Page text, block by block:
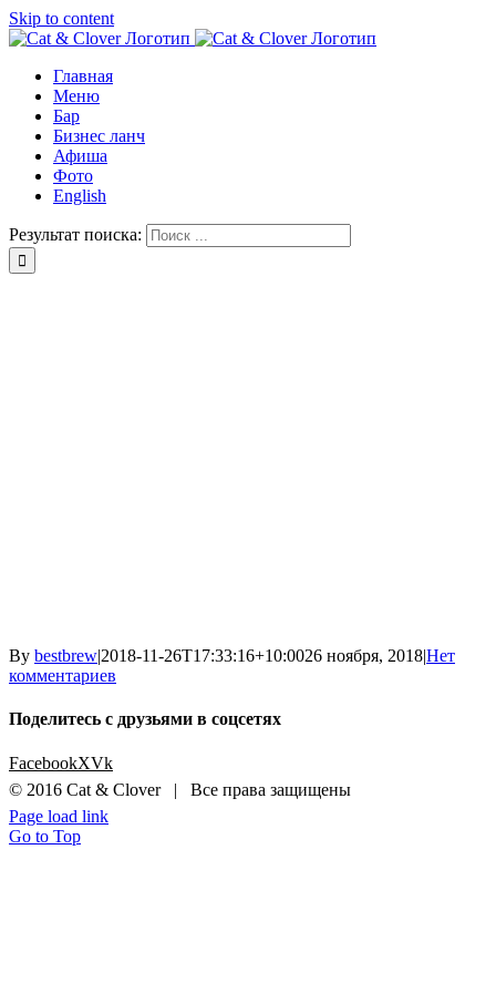
Skip to content
Главная
Меню
Бар
Бизнес ланч
Афиша
Фото
English
Результат поиска:
By bestbrew|2018-11-26T17:33:16+10:0026 ноября, 2018|Нет
комментариев
Поделитесь с друзьями в соцсетях
FacebookXVk
© 2016 Cat & Clover | Все права защищены
Page load link
Go to Top